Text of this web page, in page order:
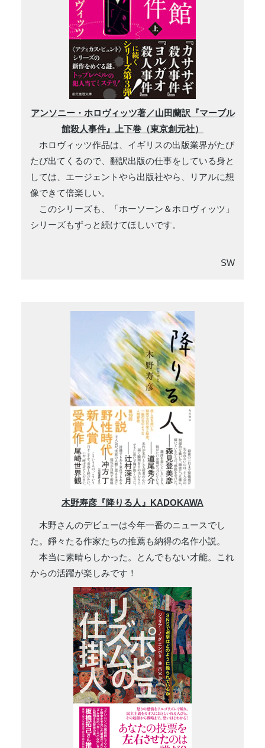
アンソニー・ホロヴィッツ著／山田蘭訳『マーブル
館殺人事件』上下巻（東京創元社）
ホロヴィッツ作品は、イギリスの出版業界がたび
たび出てくるので、翻訳出版の仕事をしている身と
しては、エージェントやら出版社やら、リアルに想
像できて倍楽しい。
このシリーズも、「ホーソーン＆ホロヴィッツ」
シリーズもずっと続けてほしいです。
SW
木野寿彦『降りる人』KADOKAWA
木野さんのデビューは今年一番のニュースでし
た。錚々たる作家たちの推薦も納得の名作小説。
本当に素晴らしかった。とんでもない才能。これ
からの活躍が楽しみです！